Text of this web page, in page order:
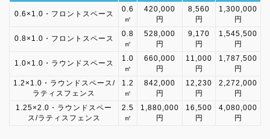
0.6×1.0・フロントスペース
0.6
㎡
420,000
円
8,560
円
1,300,000
円
0.8×1.0・フロントスペース
0.8
㎡
528,000
円
9,170
円
1,545,500
円
1.0×1.0・ラウンドスペース
1.0
㎡
660,000
円
11,000
円
1,787,500
円
1.2×1.0・ラウンドスペース/
ラティスフェンス
1.2
㎡
842,000
円
12,230
円
2,272,000
円
1.25×2.0・ラウンドスペー
ス/ラティスフェンス
2.5
㎡
1,880,000
円
16,500
円
4,080,000
円